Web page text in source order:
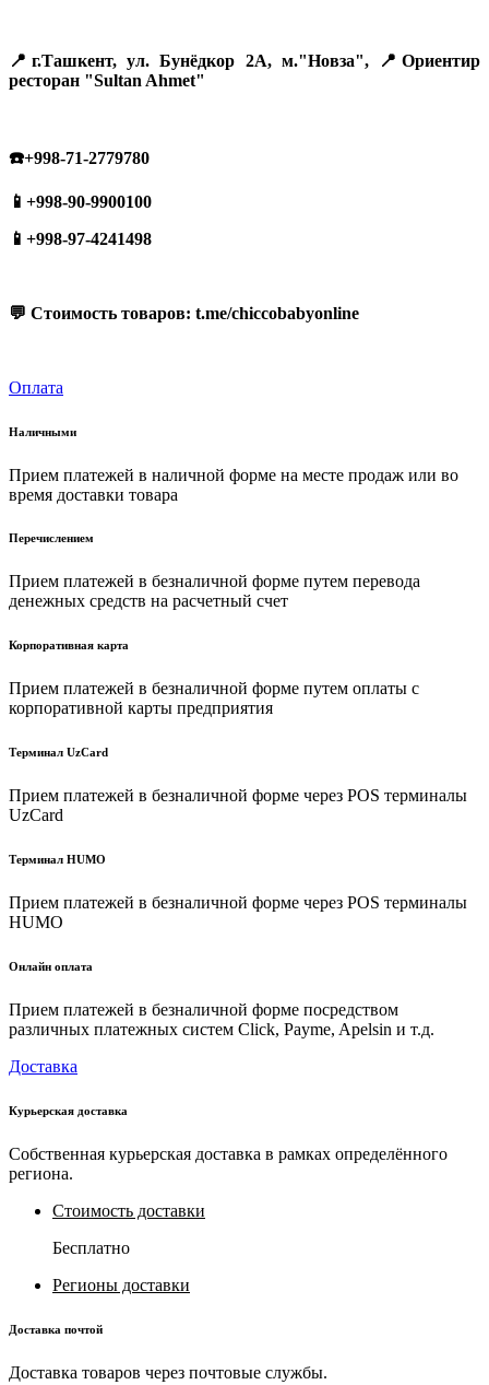
📍г.Ташкент, ул. Бунёдкор 2А, м."Новза", 📍Ориентир
ресторан "Sultan Ahmet"
☎️+998-71-2779780
📱+998-90-9900100
📱+998-97-4241498
💬 Стоимость товаров: t.me/chiccobabyonline
Оплата
Наличными
Прием платежей в наличной форме на месте продаж или во
время доставки товара
Перечислением
Прием платежей в безналичной форме путем перевода
денежных средств на расчетный счет
Корпоративная карта
Прием платежей в безналичной форме путем оплаты с
корпоративной карты предприятия
Терминал UzCard
Прием платежей в безналичной форме через POS терминалы
UzCard
Терминал HUMO
Прием платежей в безналичной форме через POS терминалы
HUMO
Онлайн оплата
Прием платежей в безналичной форме посредством
различных платежных систем Click, Payme, Apelsin и т.д.
Доставка
Курьерская доставка
Собственная курьерская доставка в рамках определённого
региона.
Стоимость доставки
Бесплатно
Регионы доставки
Доставка почтой
Доставка товаров через почтовые службы.